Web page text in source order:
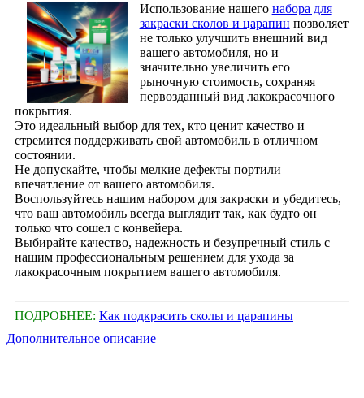
Использование нашего набора для
закраски сколов и царапин позволяет
не только улучшить внешний вид
вашего автомобиля, но и
значительно увеличить его
рыночную стоимость, сохраняя
первозданный вид лакокрасочного
покрытия.
Это идеальный выбор для тех, кто ценит качество и
стремится поддерживать свой автомобиль в отличном
состоянии.
Не допускайте, чтобы мелкие дефекты портили
впечатление от вашего автомобиля.
Воспользуйтесь нашим набором для закраски и убедитесь,
что ваш автомобиль всегда выглядит так, как будто он
только что сошел с конвейера.
Выбирайте качество, надежность и безупречный стиль с
нашим профессиональным решением для ухода за
лакокрасочным покрытием вашего автомобиля.
ПОДРОБНЕЕ: Как подкрасить сколы и царапины
Дополнительное описание